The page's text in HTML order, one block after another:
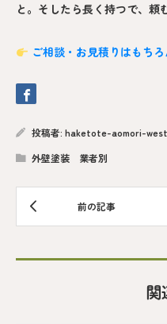
と。そしたら長く持つで、頼
ご相談・お見積りはもち
投稿者: haketote-aomori-west
外壁塗装 業者別
関